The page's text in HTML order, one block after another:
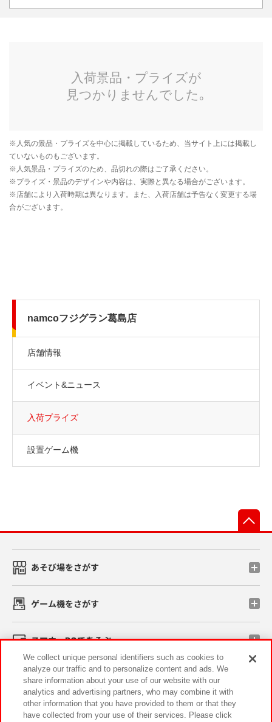
namcoフジグラン葛島店
店舗情報
イベント&ニュース
入荷プライズ
設置ゲーム機
あそび場をさがす
ゲーム機をさがす
スマホ・PCであそぶ
イベント・キャンペーン
We collect unique personal identifiers such as cookies to
analyze our traffic and to personalize content and ads. We
share information about your use of our website with our
analytics and advertising partners, who may combine it with
other information that you have provided to them or that they
have collected from your use of their services. Please click